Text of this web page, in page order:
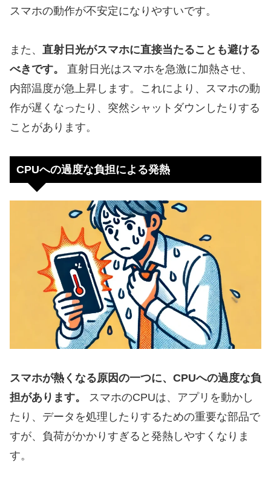
スマホの動作が不安定になりやすいです。
また、 直射日光がスマホに直接当たることも避ける
べきです。
直射日光はスマホを急激に加熱させ、
内部温度が急上昇します。これにより、スマホの動
作が遅くなったり、突然シャットダウンしたりする
ことがあります。
CPUへの過度な負担による発熱
スマホが熱くなる原因の一つに、CPUへの過度な負
担があります。
スマホのCPUは、アプリを動かし
たり、データを処理したりするための重要な部品で
すが、負荷がかかりすぎると発熱しやすくなりま
す。